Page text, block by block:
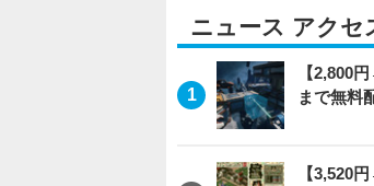
ニュース アクセ
【2,800
まで無料
【3,520